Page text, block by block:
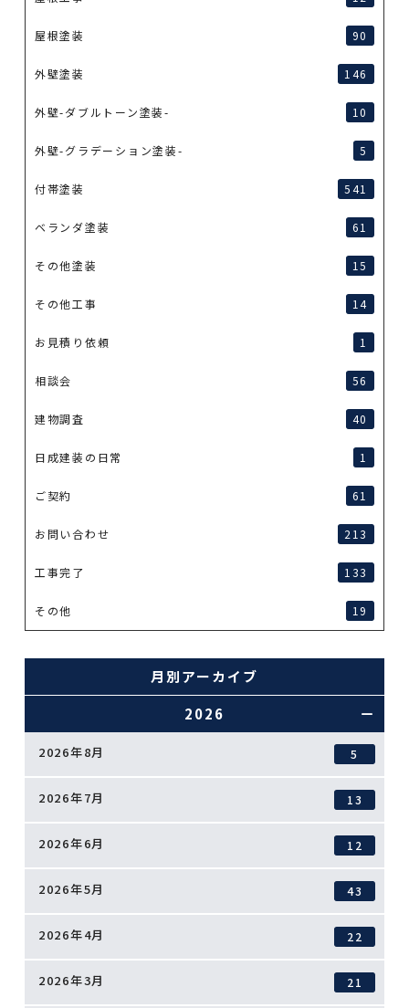
屋根塗装 90
外壁塗装 146
外壁-ダブルトーン塗装- 10
外壁-グラデーション塗装- 5
付帯塗装 541
ベランダ塗装 61
その他塗装 15
その他工事 14
お見積り依頼 1
相談会 56
建物調査 40
日成建装の日常 1
ご契約 61
お問い合わせ 213
工事完了 133
その他 19
月別アーカイブ
2026
2026年8月 5
2026年7月 13
2026年6月 12
2026年5月 43
2026年4月 22
2026年3月 21